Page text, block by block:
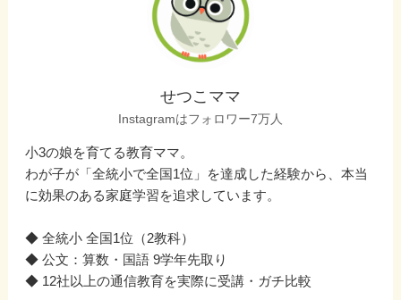
せつこママ
Instagramはフォロワー7万人
小3の娘を育てる教育ママ。
わが子が「全統小で全国1位」を達成した経験から、本当
に効果のある家庭学習を追求しています。
◆ 全統小 全国1位（2教科）
◆ 公文：算数・国語 9学年先取り
◆ 12社以上の通信教育を実際に受講・ガチ比較